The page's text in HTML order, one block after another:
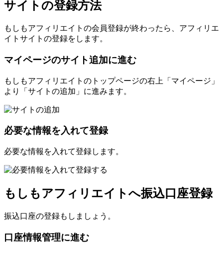
サイトの登録方法
もしもアフィリエイトの会員登録が終わったら、アフィリエ
イトサイトの登録をします。
マイページのサイト追加に進む
もしもアフィリエイトのトップページの右上「マイページ」
より「サイトの追加」に進みます。
必要な情報を入れて登録
必要な情報を入れて登録します。
もしもアフィリエイトへ振込口座登録
振込口座の登録もしましょう。
口座情報管理に進む